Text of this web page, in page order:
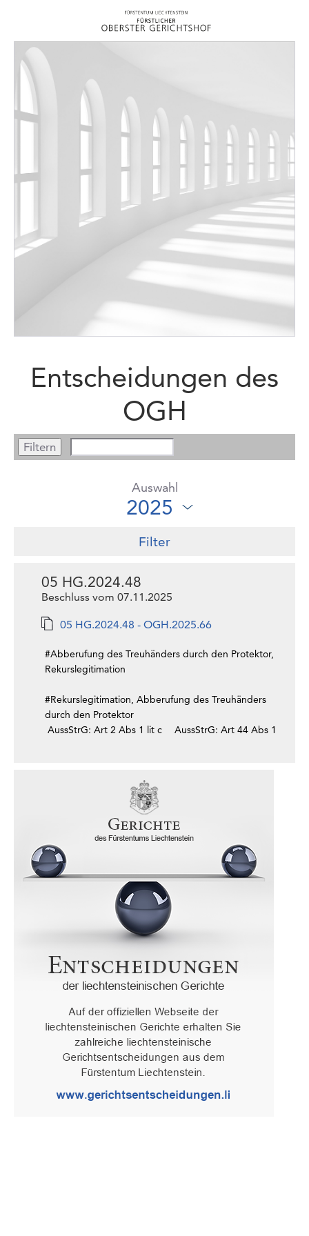
Entscheidungen des
OGH
Auswahl
Filter
05 HG.2024.48
Beschluss vom 07.11.2025
05 HG.2024.48 - OGH.2025.66
#Abberufung des Treuhänders durch den Protektor,
Rekurslegitimation
#Rekurslegitimation, Abberufung des Treuhänders
durch den Protektor
AussStrG: Art 2 Abs 1 lit c
AussStrG: Art 44 Abs 1